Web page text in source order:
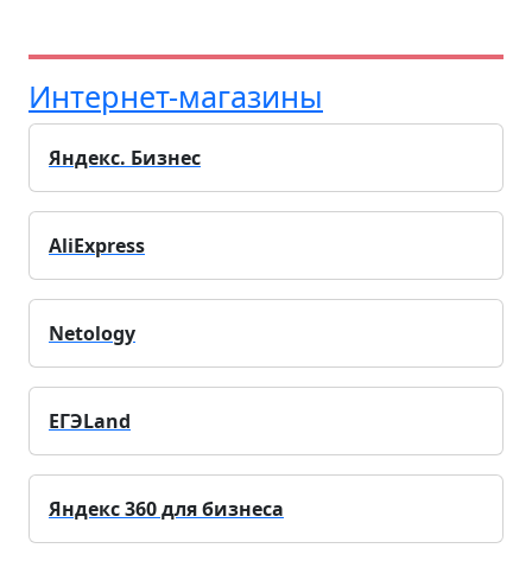
Интернет-магазины
Яндекс. Бизнес
AliExpress
Netology
ЕГЭLand
Яндекс 360 для бизнеса